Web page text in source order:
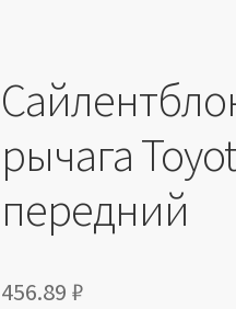
рычага
передний
456.89 ₽